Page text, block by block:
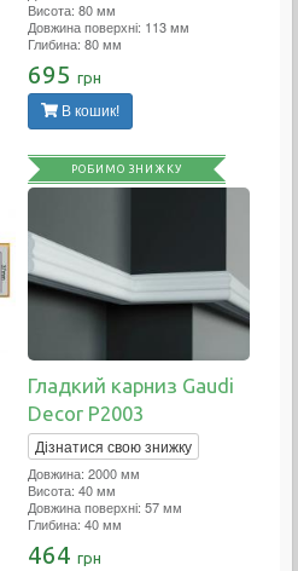
Висота: 80 мм
Довжина поверхні: 113 мм
Глибина: 80 мм
695 грн
В кошик!
РОБИМО ЗНИЖКУ
Гладкий карниз Gaudi
Decor P2003
Дізнатися свою знижку
Довжина: 2000 мм
Висота: 40 мм
Довжина поверхні: 57 мм
Глибина: 40 мм
464 грн